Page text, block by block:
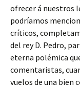
ofrecer á nuestros
podríamos
críticos,
del rey D. Pedro,
eterna polémica
comentaristas,
vuelos de una bien